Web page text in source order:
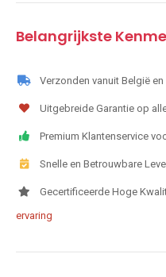
Belangrijkste
Verzonden vanuit België
Uitgebreide Garantie op
Premium Klantenservice
Snelle en Betrouwbare
Gecertificeerde Hoge
ervaring